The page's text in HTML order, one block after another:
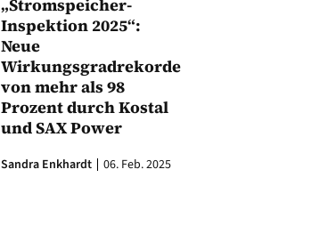
„Stromspeicher-
Inspektion 2025“:
Neue
Wirkungsgradrekorde
von mehr als 98
Prozent durch Kostal
und SAX Power
Sandra Enkhardt 06. Feb. 2025